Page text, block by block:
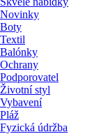
Novinky
Boty
Textil
Balónky
Ochrany
Podporovatel
Životní styl
Vybavení
Pláž
Fyzická údržba